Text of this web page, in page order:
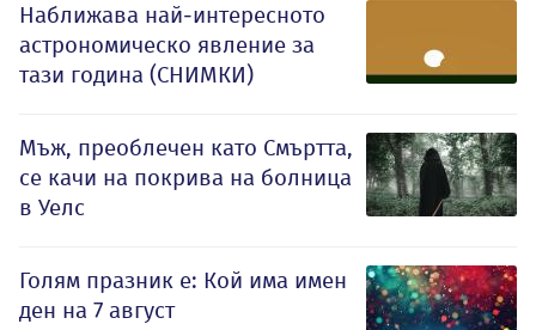
Наближава най-интересното
астрономическо явление за
тази година (СНИМКИ)
Мъж, преоблечен като Смъртта,
се качи на покрива на болница
в Уелс
Голям празник е: Кой има имен
ден на 7 август